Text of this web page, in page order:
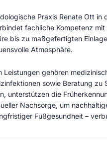
Praxis Renate Ott in
fachliche Kompetenz
bis zu maßgefertigten
Atmosphäre.
Leistungen gehören
sowie Beratung zu
unterstützen die
Nachsorge, um
Fußgesundheit –